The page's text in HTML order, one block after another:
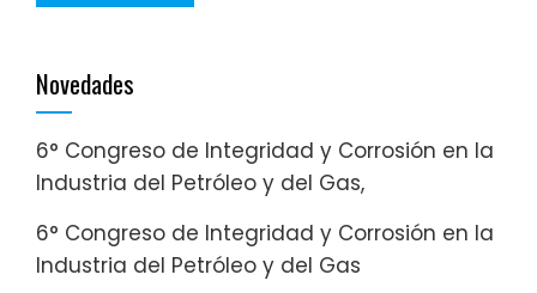
Novedades
6° Congreso de Integridad y Corrosión en la
Industria del Petróleo y del Gas,
6° Congreso de Integridad y Corrosión en la
Industria del Petróleo y del Gas